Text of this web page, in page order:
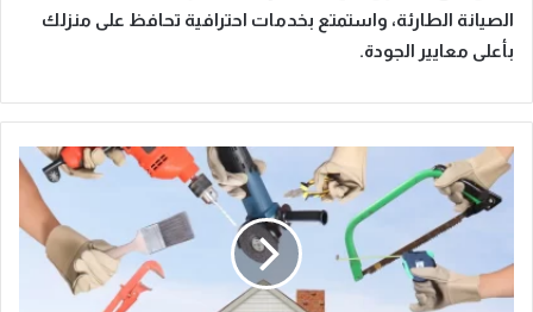
الصيانة الطارئة، واستمتع بخدمات احترافية تحافظ على منزلك
بأعلى معايير الجودة.